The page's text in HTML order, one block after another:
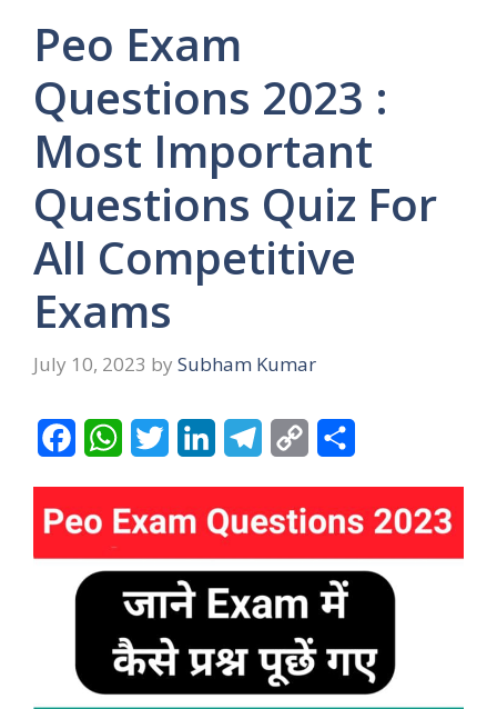
Peo Exam
Questions 2023 :
Most Important
Questions Quiz For
All Competitive
Exams
July 10, 2023 by Subham Kumar
c
b
o
k
W
a
s
p
p
i
t
r
n
e
d
I
n
l
g
r
a
m
p
n
k
a